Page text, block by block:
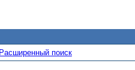
Расширенный поиск